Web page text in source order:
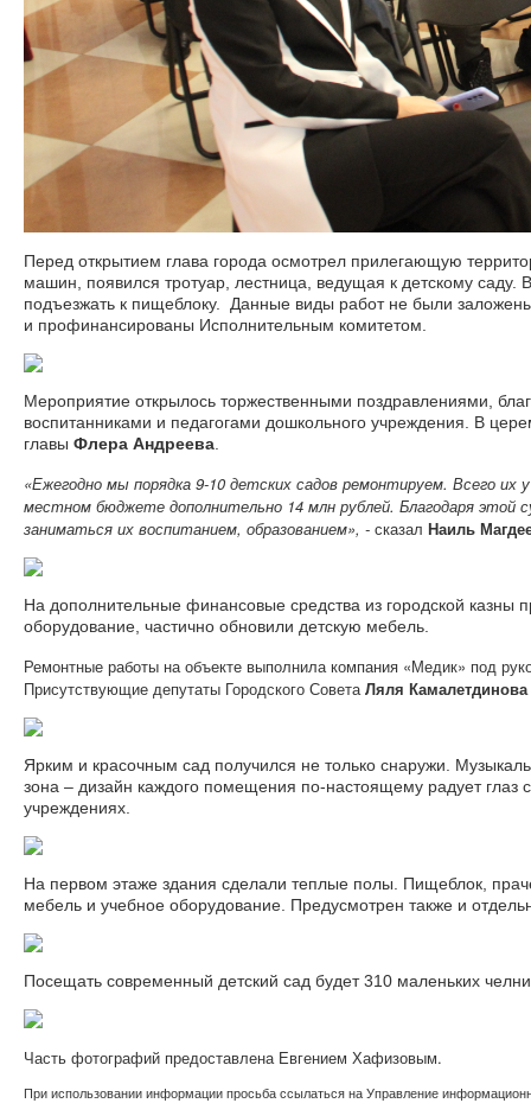
Перед открытием глава города осмотрел прилегающую
машин, появился тротуар, лестница, ведущая к детскому
подъезжать к пищеблоку. Данные виды работ не были
и профинансированы Исполнительным комитетом.
Мероприятие открылось торжественными поздравлениями,
воспитанниками и педагогами дошкольного учреждения. В
главы Флера Андреева
«Ежегодно мы порядка 9-10 детских садов ремонтируем. Всего
местном бюджете дополнительно 14 млн рублей. Благодаря этой
заниматься их воспитанием, образованием», - сказал Наиль
На дополнительные финансовые средства из городской казны
оборудование, частично обновили детскую мебель.
Ремонтные работы на объекте выполнила компания «Медик» под
Присутствующие депутаты Городского Совета Ляля
Ярким и красочным сад получился не только снаружи.
зона – дизайн каждого помещения по-настоящему радует
учреждениях.
На первом этаже здания сделали теплые полы. Пищеблок,
мебель и учебное оборудование. Предусмотрен также и
Посещать современный детский сад будет 310 маленьких
Часть фотографий предоставлена Евгением Хафизовым.
При использовании информации просьба ссылаться на Управление